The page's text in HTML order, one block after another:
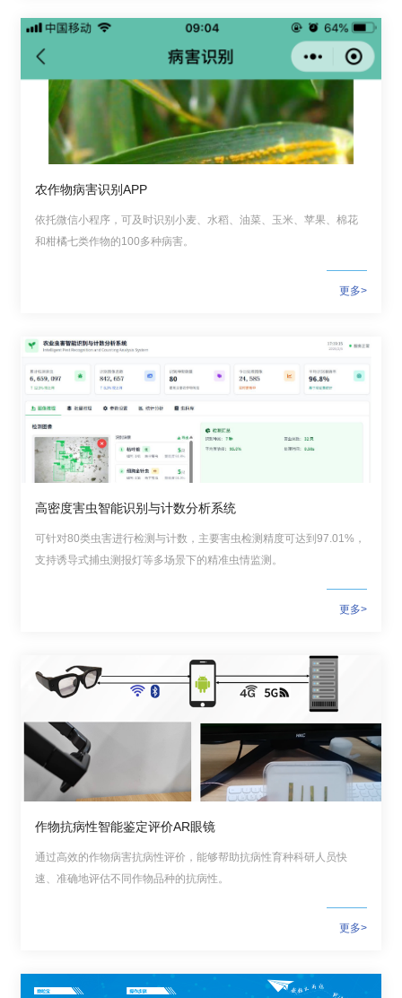
农作物病害识别APP
依托微信小程序，可及时识别小麦、水稻、油菜、玉米、苹果、棉花
和柑橘七类作物的100多种病害。
更多>
高密度害虫智能识别与计数分析系统
可针对80类虫害进行检测与计数，主要害虫检测精度可达到97.01%，
支持诱导式捕虫测报灯等多场景下的精准虫情监测。
更多>
作物抗病性智能鉴定评价AR眼镜
通过高效的作物病害抗病性评价，能够帮助抗病性育种科研人员快
速、准确地评估不同作物品种的抗病性。
更多>